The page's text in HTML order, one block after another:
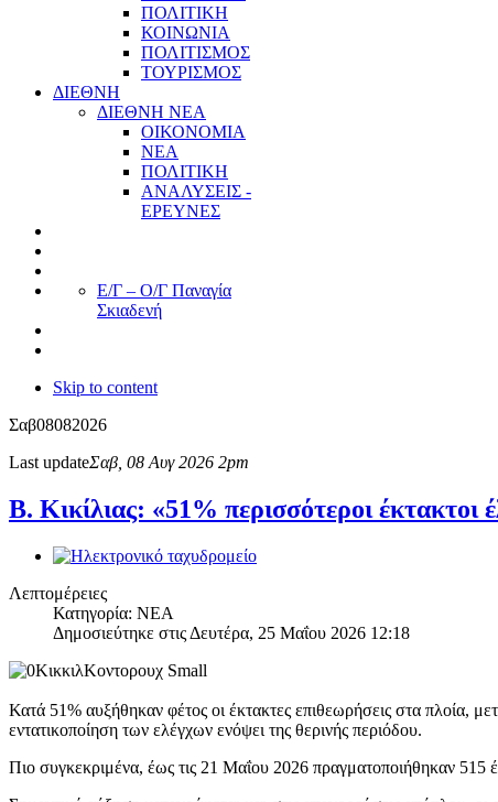
ΠΟΛΙΤΙΚΗ
ΚΟΙΝΩΝΙΑ
ΠΟΛΙΤΙΣΜΟΣ
ΤΟΥΡΙΣΜΟΣ
ΔΙΕΘΝΗ
ΔΙΕΘΝΗ ΝΕΑ
ΟΙΚΟΝΟΜΙΑ
ΝΕΑ
ΠΟΛΙΤΙΚΗ
ΑΝΑΛΥΣΕΙΣ -
ΕΡΕΥΝΕΣ
Ε/Γ – Ο/Γ Παναγία
Σκιαδενή
Skip to content
Σαβ08082026
Last updateΣαβ, 08 Αυγ 2026 2pm
Β. Κικίλιας: «51% περισσότεροι
Λεπτομέρειες
Κατηγορία: ΝΕΑ
Δημοσιεύτηκε στις Δευτέρα, 25 Μαΐου 2026 12:18
Κατά 51% αυξήθηκαν φέτος οι έκτακτες επιθεωρήσεις στα πλοία,
εντατικοποίηση των ελέγχων ενόψει της θερινής περιόδου.
Πιο συγκεκριμένα, έως τις 21 Μαΐου 2026 πραγματοποιήθηκαν 515